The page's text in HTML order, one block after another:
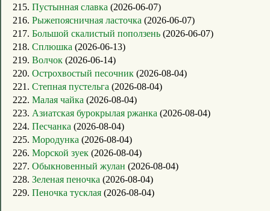
215. Пустынная славка (2026-06-07)
216. Рыжепоясничная ласточка (2026-06-07)
217. Большой скалистый поползень (2026-06-07)
218. Сплюшка (2026-06-13)
219. Волчок (2026-06-14)
220. Острохвостый песочник (2026-08-04)
221. Степная пустельга (2026-08-04)
222. Малая чайка (2026-08-04)
223. Азиатская бурокрылая ржанка (2026-08-04)
224. Песчанка (2026-08-04)
225. Мородунка (2026-08-04)
226. Морской зуек (2026-08-04)
227. Обыкновенный жулан (2026-08-04)
228. Зеленая пеночка (2026-08-04)
229. Пеночка тусклая (2026-08-04)